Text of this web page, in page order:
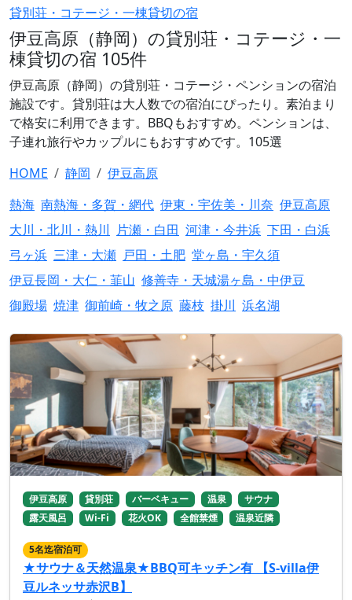
貸別荘・コテージ・一棟貸切の宿
伊豆高原（静岡）の貸別荘・コテージ・一
棟貸切の宿 105件
伊豆高原（静岡）の貸別荘・コテージ・ペンションの宿泊
施設です。貸別荘は大人数での宿泊にぴったり。素泊まり
で格安に利用できます。BBQもおすすめ。ペンションは、
子連れ旅行やカップルにもおすすめです。105選
HOME
静岡
伊豆高原
熱海 南熱海・多賀・網代 伊東・宇佐美・川奈 伊豆高原
大川・北川・熱川 片瀬・白田 河津・今井浜 下田・白浜
弓ヶ浜 三津・大瀬 戸田・土肥 堂ヶ島・宇久須
伊豆長岡・大仁・韮山 修善寺・天城湯ヶ島・中伊豆
御殿場 焼津 御前崎・牧之原 藤枝 掛川 浜名湖
伊豆高原 貸別荘 バーベキュー 温泉
サウナ
露天風呂
Wi-Fi 花火OK 全館禁煙 温泉近隣
5名迄宿泊可
★サウナ＆天然温泉★BBQ可キッチン有 【S-villa伊
豆ルネッサ赤沢B】